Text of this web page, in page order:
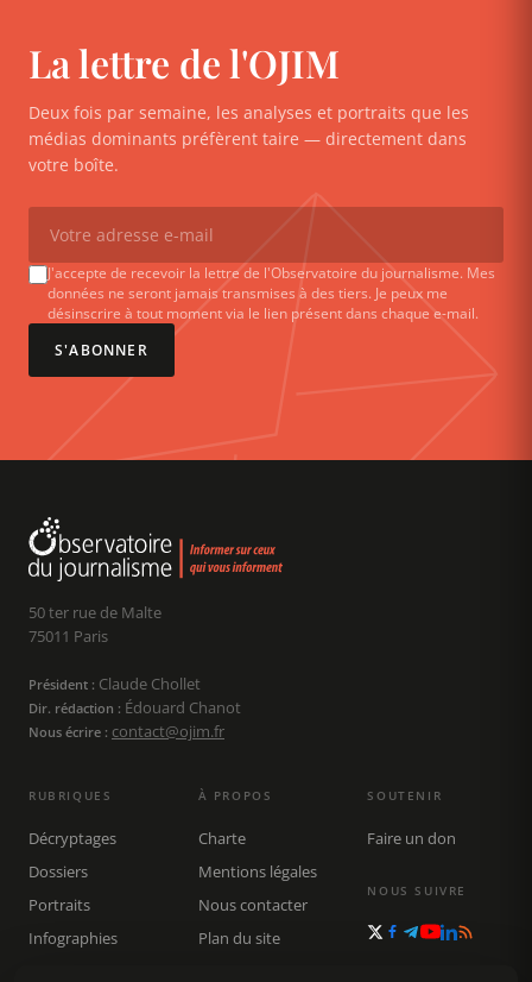
La lettre de l'OJIM
Deux fois par semaine, les analyses et portraits que les
médias dominants préfèrent taire — directement dans
votre boîte.
J'accepte de recevoir la lettre de l'Observatoire du journalisme. Mes
données ne seront jamais transmises à des tiers. Je peux me
désinscrire à tout moment via le lien présent dans chaque e-mail.
S'ABONNER
50 ter rue de Malte
75011 Paris
Président : Claude Chollet
Dir. rédaction : Édouard Chanot
Nous écrire : contact@ojim.fr
RUBRIQUES
Décryptages
Dossiers
Portraits
Infographies
À PROPOS
Charte
Mentions légales
Nous contacter
Plan du site
SOUTENIR
Faire un don
NOUS SUIVRE